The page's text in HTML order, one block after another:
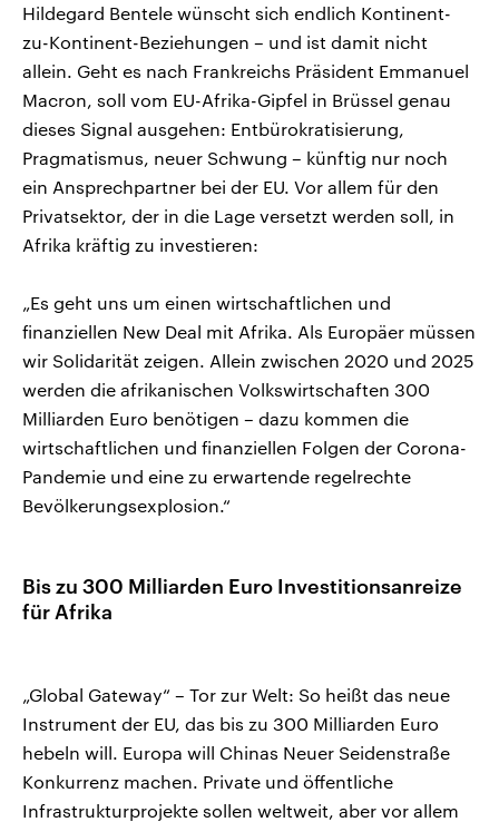
Hildegard Bentele wünscht sich endlich Kontinent-
zu-Kontinent-Beziehungen – und ist damit nicht
allein. Geht es nach Frankreichs Präsident Emmanuel
Macron, soll vom EU-Afrika-Gipfel in Brüssel genau
dieses Signal ausgehen: Entbürokratisierung,
Pragmatismus, neuer Schwung – künftig nur noch
ein Ansprechpartner bei der EU. Vor allem für den
Privatsektor, der in die Lage versetzt werden soll, in
Afrika kräftig zu investieren:
„Es geht uns um einen wirtschaftlichen und
finanziellen New Deal mit Afrika. Als Europäer müssen
wir Solidarität zeigen. Allein zwischen 2020 und 2025
werden die afrikanischen Volkswirtschaften 300
Milliarden Euro benötigen – dazu kommen die
wirtschaftlichen und finanziellen Folgen der Corona-
Pandemie und eine zu erwartende regelrechte
Bevölkerungsexplosion.“
Bis zu 300 Milliarden Euro Investitionsanreize
für Afrika
„Global Gateway“ – Tor zur Welt: So heißt das neue
Instrument der EU, das bis zu 300 Milliarden Euro
hebeln will. Europa will Chinas Neuer Seidenstraße
Konkurrenz machen. Private und öffentliche
Infrastrukturprojekte sollen weltweit, aber vor allem